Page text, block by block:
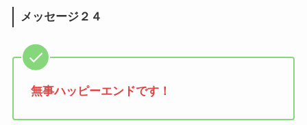
メッセージ２４
無事ハッピーエンドです！